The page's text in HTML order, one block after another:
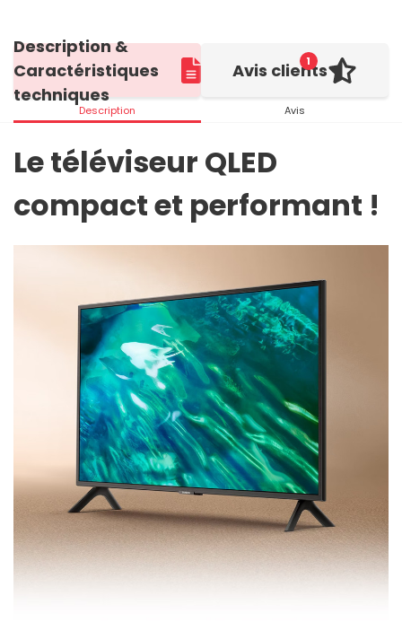
Description &
Caractéristiques
techniques
Description
1
Avis clients
Avis
Le téléviseur QLED
compact et performant !